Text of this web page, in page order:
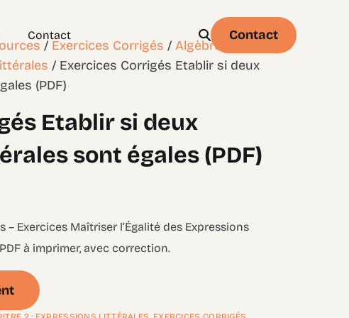
Physique Statistique & probabilités – Niveau 1
Contact Contact
/ Exercices Corrigés /Algèbre – Niveau
/ Exercices Corrigés Etablir si deux
(PDF)
Etablir si deux
sont égales (PDF)
Exercices Maîtriser l’Égalité des Expressions
à imprimer, avec correction.